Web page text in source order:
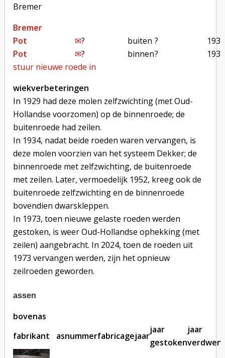
Bremer
Bremer
Pot ✉︎? buiten ?
1934
Pot
✉︎? binnen?
1934
stuur nieuwe roede in
wiekverbeteringen
In 1929 had deze molen zelfzwichting (met Oud-
Hollandse voorzomen) op de binnenroede; de
buitenroede had zeilen.
In 1934, nadat beide roeden waren vervangen, is
deze molen voorzien van het systeem Dekker; de
binnenroede met zelfzwichting, de buitenroede
met zeilen. Later, vermoedelijk 1952, kreeg ook de
buitenroede zelfzwichting en de binnenroede
bovendien dwarskleppen.
In 1973, toen nieuwe gelaste roeden werden
gestoken, is weer Oud-Hollandse ophekking (met
zeilen) aangebracht. In 2024, toen de roeden uit
1973 vervangen werden, zijn het opnieuw
zeilroeden geworden.
assen
bovenas
fabrikant
asnummerfabricagejaar
jaar
gestoken
jaar